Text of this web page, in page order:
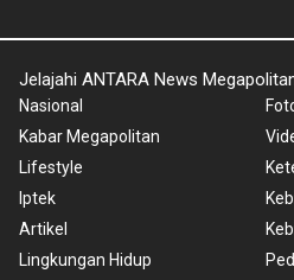
Jelajahi ANTARA News
Nasional
Kabar Megapolitan
Lifestyle
Iptek
Artikel
Lingkungan Hidup